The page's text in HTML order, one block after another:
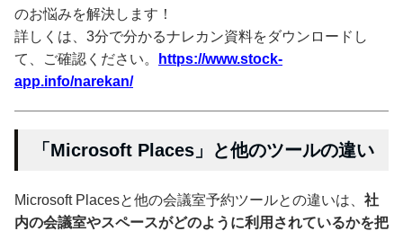
のお悩みを解決します！
詳しくは、3分で分かるナレカン資料をダウンロードし
て、ご確認ください。
https://www.stock-
app.info/narekan/
「Microsoft Places」と他のツールの違い
Microsoft Placesと他の会議室予約ツールとの違いは、 社
内の会議室やスペースがどのように利用されているかを把